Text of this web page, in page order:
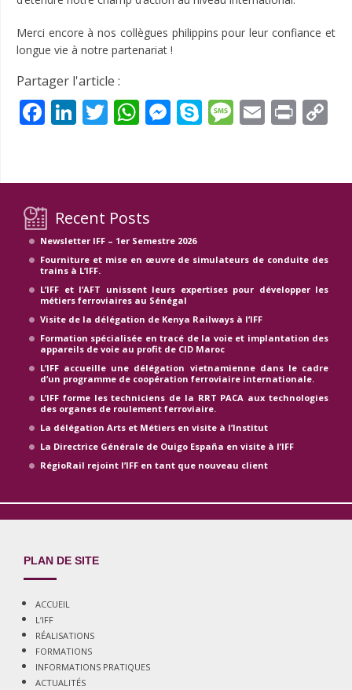
Merci encore à nos collègues philippins pour leur confiance et
longue vie à notre partenariat !
Partager l'article :
Facebook
LinkedIn
Twitter
WhatsApp
Messenger
SkypeMessage
EmailPrint
Recent Posts
Newsletter IFF – 1er Semestre 2026
Fourniture et mise en œuvre de simulateurs de conduite des
trains à L’IFF.
L’IFF et l’AFT unissent leurs expertises pour développer les
métiers ferroviaires au Sénégal
Visite de la délégation de Kenya Railways à l’IFF
Formation spécialisée en tracé de la voie et implantation des
appareils de voie au profit de CID Maroc
L’IFF accueille une délégation vietnamienne dans le cadre
d’un programme de coopération ferroviaire internationale.
L’IFF forme les techniciens de la RRT PACA aux technologies
des organes de roulement ferroviaire.
La délégation Arts et Métiers en visite à l’Institut
La Directrice Générale de Ouigo España en visite à l’IFF
RégioRail rejoint l’IFF en tant que nouveau client
PLAN DE SITE
ACCUEIL
L’IFF
RÉALISATIONS
FORMATIONS
INFORMATIONS PRATIQUES
ACTUALITÉS